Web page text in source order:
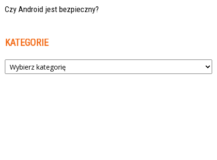
Czy Android jest bezpieczny?
KATEGORIE
Kategorie